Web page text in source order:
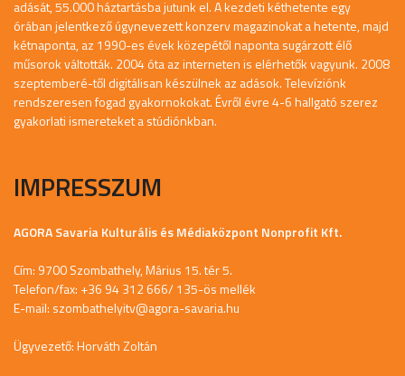
adását, 55.000 háztartásba jutunk el. A kezdeti kéthetente egy
órában jelentkező úgynevezett konzerv magazinokat a hetente, majd
kétnaponta, az 1990-es évek közepétől naponta sugárzott élő
műsorok váltották. 2004 óta az interneten is elérhetők vagyunk. 2008
szeptemberé-től digitálisan készülnek az adások. Televíziónk
rendszeresen fogad gyakornokokat. Évről évre 4-6 hallgató szerez
gyakorlati ismereteket a stúdiónkban.
IMPRESSZUM
AGORA Savaria Kulturális és Médiaközpont Nonprofit Kft.
Cím: 9700 Szombathely, Márius 15. tér 5.
Telefon/fax: +36 94 312 666/ 135-ös mellék
E-mail: szombathelyitv@agora-savaria.hu
Ügyvezető: Horváth Zoltán